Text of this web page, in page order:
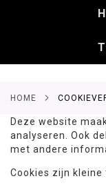
HOME
Deze website
analyseren. Ook
met andere
Cookies zijn